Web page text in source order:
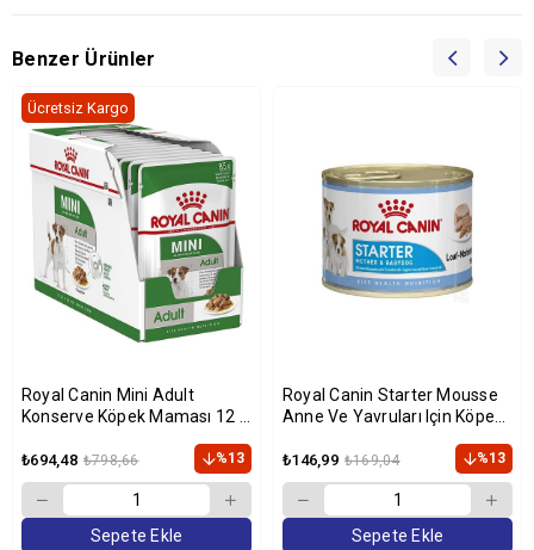
Benzer Ürünler
Royal Canin Mini Adult
Konserve Köpek Maması 12 x
₺694,48 ₺798,66 %13
Ücretsiz Kargo
Sepete Ekle
Royal Canin Starter Mousse
Anne Ve Yavruları Için Köpek
₺146,99 ₺169,04 %13
Sepete Ekle